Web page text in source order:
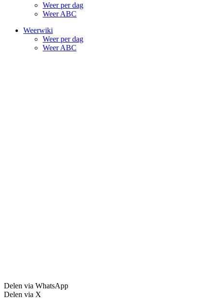
Weer per dag
Weer ABC
Weerwiki
Weer per dag
Weer ABC
Delen via WhatsApp
Delen via X